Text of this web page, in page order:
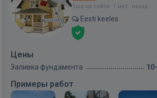
Был на сайте: 1 мес. назад
Eesti keeles
Цены
Заливка фундамента
Примеры работ